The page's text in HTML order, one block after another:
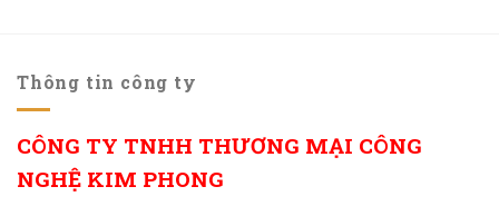
Thông tin công ty
CÔNG TY TNHH THƯƠNG MẠI CÔNG
NGHỆ KIM PHONG